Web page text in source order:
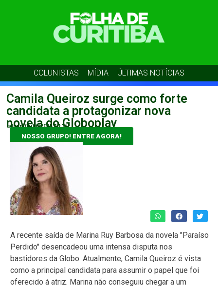
COLUNISTAS MÍDIA ÚLTIMAS NOTÍCIAS
Camila Queiroz surge como forte
candidata a protagonizar nova
novela do Globoplay
admin 05/06/2026 10:15
NOSSO GRUPO! ENTRE AGORA!
A recente saída de Marina Ruy Barbosa da novela "Paraíso
Perdido" desencadeou uma intensa disputa nos
bastidores da Globo. Atualmente, Camila Queiroz é vista
como a principal candidata para assumir o papel que foi
oferecido à atriz. Marina não conseguiu chegar a um